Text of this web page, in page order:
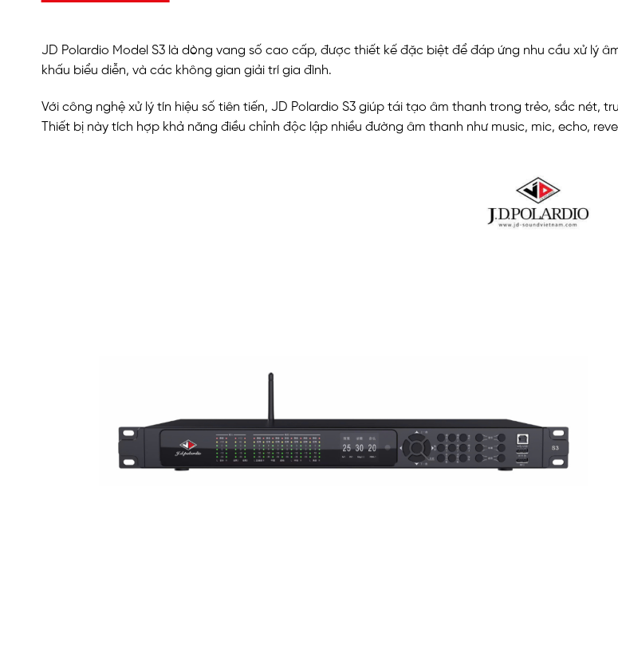
JD Polardio Model S3 là dòng vang số cao cấp, được thiết kế đặc biệt để đáp ứng nhu cầu xử lý
khấu biểu diễn, và các không gian giải trí gia đình.
Với công nghệ xử lý tín hiệu số tiên tiến, JD Polardio S3 giúp tái tạo âm thanh trong trẻo, sắc
Thiết bị này tích hợp khả năng điều chỉnh độc lập nhiều đường âm thanh như music, mic, echo,